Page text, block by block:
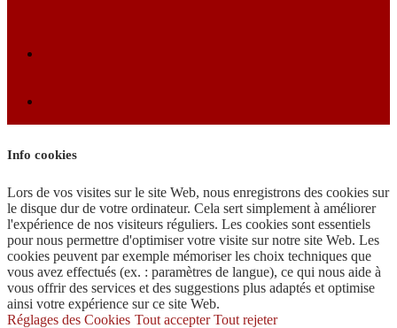
Info cookies
Lors de vos visites sur le site Web, nous enregistrons des cookies sur
le disque dur de votre ordinateur. Cela sert simplement à améliorer
l'expérience de nos visiteurs réguliers. Les cookies sont essentiels
pour nous permettre d'optimiser votre visite sur notre site Web. Les
cookies peuvent par exemple mémoriser les choix techniques que
vous avez effectués (ex. : paramètres de langue), ce qui nous aide à
vous offrir des services et des suggestions plus adaptés et optimise
ainsi votre expérience sur ce site Web.
Réglages des Cookies Tout accepter Tout rejeter